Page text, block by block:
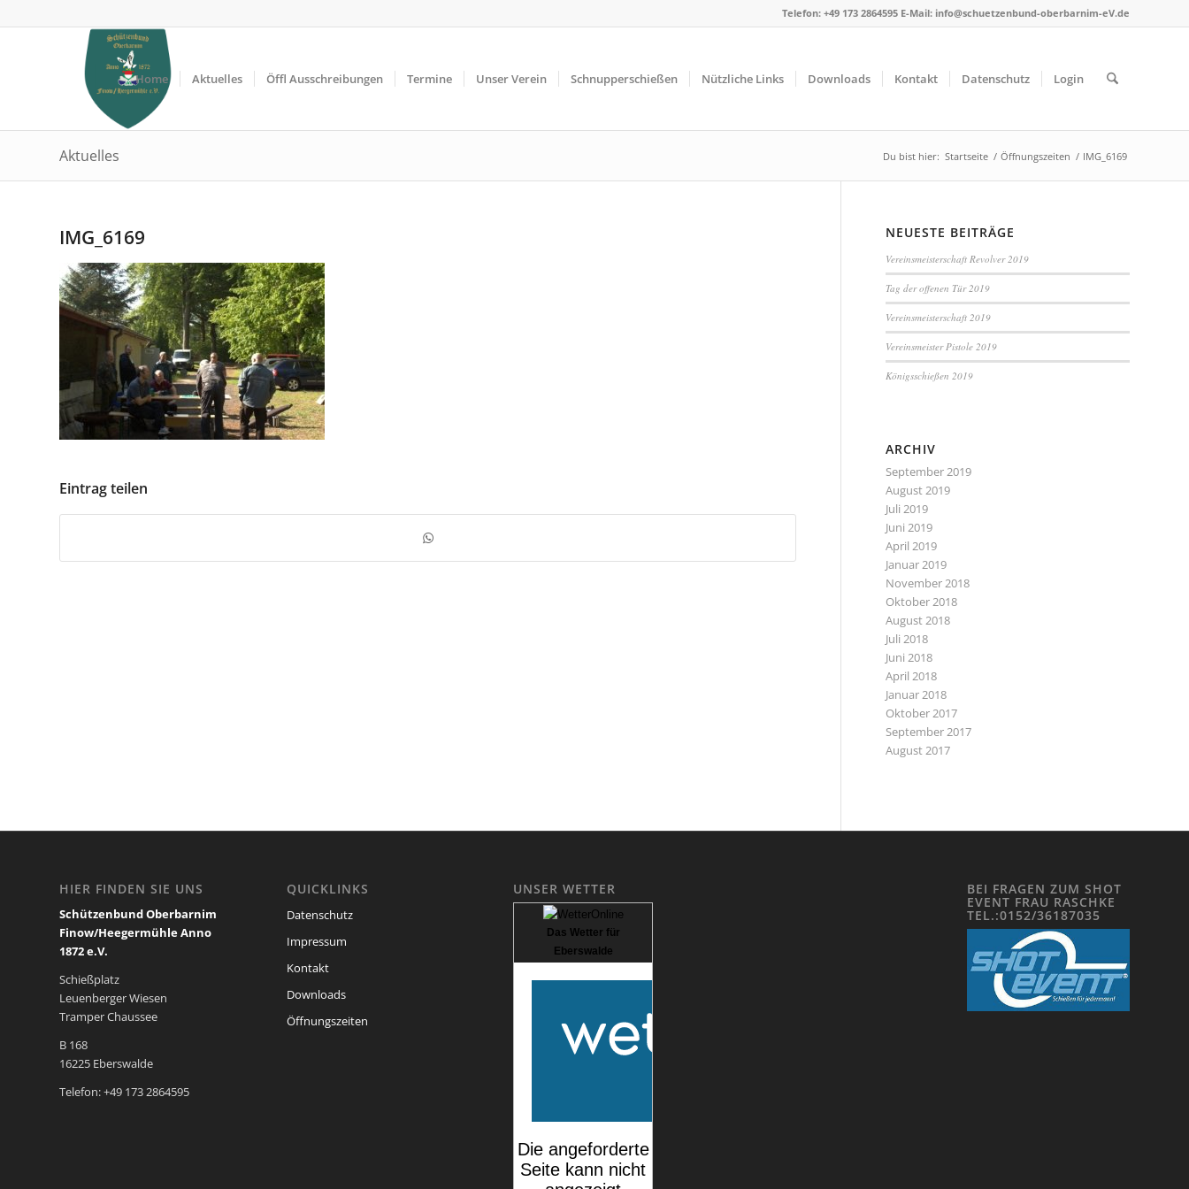
Telefon: +49 173 2864595 E-Mail: info@schuetzenbund-oberbarnim-eV.de
Home Aktuelles Öffl Ausschreibungen Termine Unser Verein Schnupperschießen Nützliche Links Downloads Kontakt Datenschutz Login
Aktuelles Du bist hier: Startseite / Öffnungszeiten / IMG_6169
IMG_6169
Eintrag teilen
NEUESTE BEITRÄGE
Vereinsmeisterschaft Revolver 2019
Tag der offenen Tür 2019
Vereinsmeisterschaft 2019
Vereinsmeister Pistole 2019
Königsschießen 2019
ARCHIV
September 2019
August 2019
Juli 2019
Juni 2019
April 2019
Januar 2019
November 2018
Oktober 2018
August 2018
Juli 2018
Juni 2018
April 2018
Januar 2018
Oktober 2017
September 2017
August 2017
HIER FINDEN SIE UNS
Schützenbund Oberbarnim
Finow/Heegermühle Anno
1872 e.V.
Schießplatz
Leuenberger Wiesen
Tramper Chaussee
B 168
16225 Eberswalde
Telefon: +49 173 2864595
QUICKLINKS
Datenschutz
Impressum
Kontakt
Downloads
Öffnungszeiten
UNSER WETTER
Das Wetter für
Eberswalde
BEI FRAGEN ZUM SHOT
EVENT FRAU RASCHKE
TEL.:0152/36187035